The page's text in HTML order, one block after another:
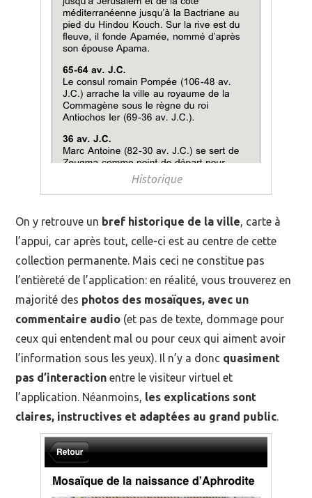
Historique
On y retrouve un bref historique de la ville, carte à
l’appui, car après tout, celle-ci est au centre de cette
collection permanente. Mais ceci ne constitue pas
l’entièreté de l’application: en réalité, vous trouverez en
majorité des photos des mosaïques, avec un
commentaire audio (et pas de texte, dommage pour
ceux qui entendent mal ou pour ceux qui aiment avoir
l’information sous les yeux). Il n’y a donc quasiment
pas d’interaction entre le visiteur virtuel et
l’application. Néanmoins, les explications sont
claires, instructives et adaptées au grand public.